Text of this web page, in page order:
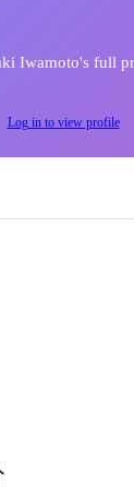
Iwamoto's full
Log in to view profile